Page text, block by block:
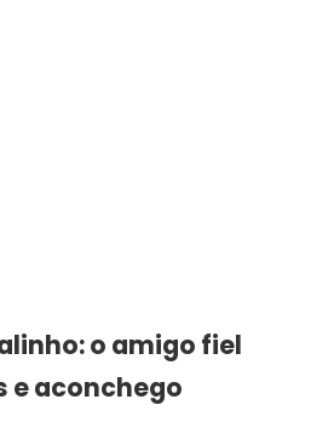
o amigo fiel
e aconchego